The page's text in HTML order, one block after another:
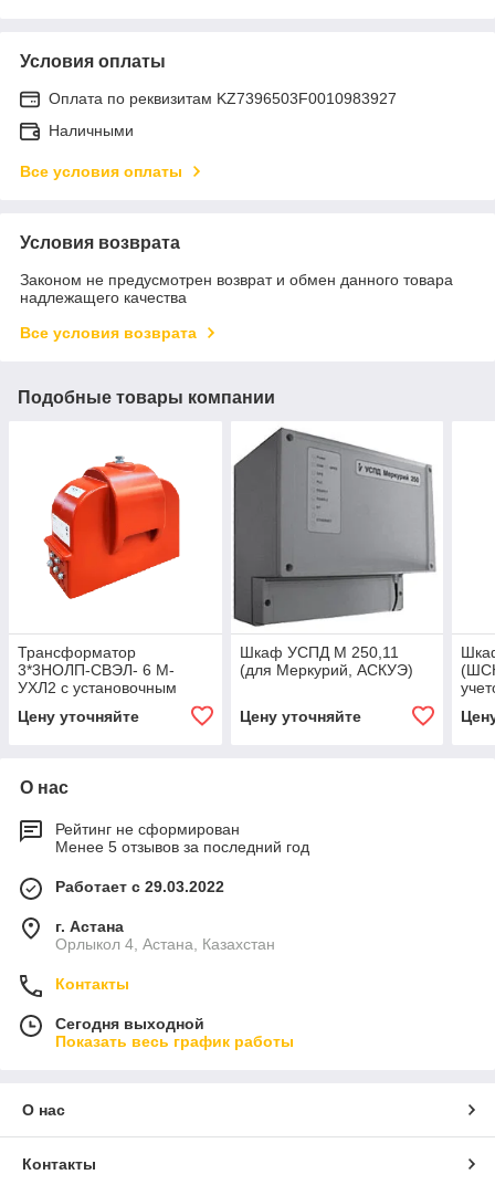
Условия оплаты
Оплата по реквизитам KZ7396503F0010983927
Наличными
Все условия оплаты
Условия возврата
Законом не предусмотрен возврат и обмен данного товара
надлежащего качества
Все условия возврата
Подобные товары компании
Трансформатор
3*3НОЛП-СВЭЛ- 6 М-
УХЛ2 с установочным
Цену уточняйте
Шкаф УСПД М 250,11
(для Меркурий, АСКУЭ)
Цену уточняйте
О нас
Рейтинг не сформирован
Менее 5 отзывов за последний год
Работает с 29.03.2022
г. Астана
Орлыкол 4, Астана, Казахстан
Контакты
Сегодня выходной
Показать весь график работы
О нас
Контакты